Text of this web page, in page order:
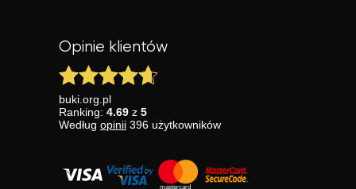
Opinie klientów
buki.org.pl
Ranking: 4.69 z 5
Według opinii 396 użytkowników